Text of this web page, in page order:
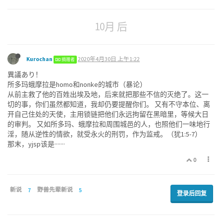
10月 后
Kurochan 捐赠者 2020年4月30日 上午1:22
異議あり！
所多玛蛾摩拉是homo和nonke的城市（暴论）
从前主救了他的百姓出埃及地，后来就把那些不信的灭绝了。这一
切的事，你们虽然都知道，我却仍要提醒你们。 又有不守本位、离
开自己住处的天使，主用锁链把他们永远拘留在黑暗里，等候大日
的审判。 又如所多玛、蛾摩拉和周围城邑的人，也照他们一味地行
淫，随从逆性的情欲，就受永火的刑罚，作为监戒。（犹1:5-7）
那末，yjsp该是·······
0
新说 7 野兽先辈新说 5 登录后回复